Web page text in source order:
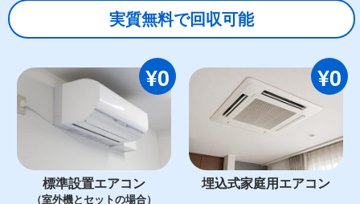
実質無料で回収可能
¥0
標準設置エアコン
（室外機とセットの場合）
¥0
埋込式家庭用エアコン